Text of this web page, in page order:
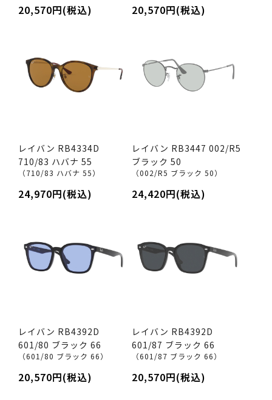
20,570円(税込) 20,570円(税込)
レイバン RB4334D
710/83 ハバナ 55
（710/83 ハバナ 55）
24,970円(税込)
レイバン RB3447 002/R5
ブラック 50
（002/R5 ブラック 50）
24,420円(税込)
レイバン RB4392D
601/80 ブラック 66
（601/80 ブラック 66）
20,570円(税込)
レイバン RB4392D
601/87 ブラック 66
（601/87 ブラック 66）
20,570円(税込)